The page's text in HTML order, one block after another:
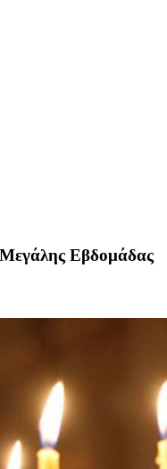
Μεγάλης Εβδομάδας